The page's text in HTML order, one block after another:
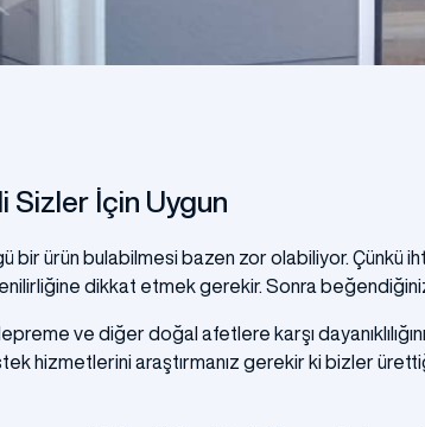
Sizler İçin Uygun
bir ürün bulabilmesi bazen zor olabiliyor. Çünkü
dikkat etmek gerekir. Sonra beğendiğiniz
ve diğer doğal afetlere karşı
hizmetlerini araştırmanız gerekir ki bizler